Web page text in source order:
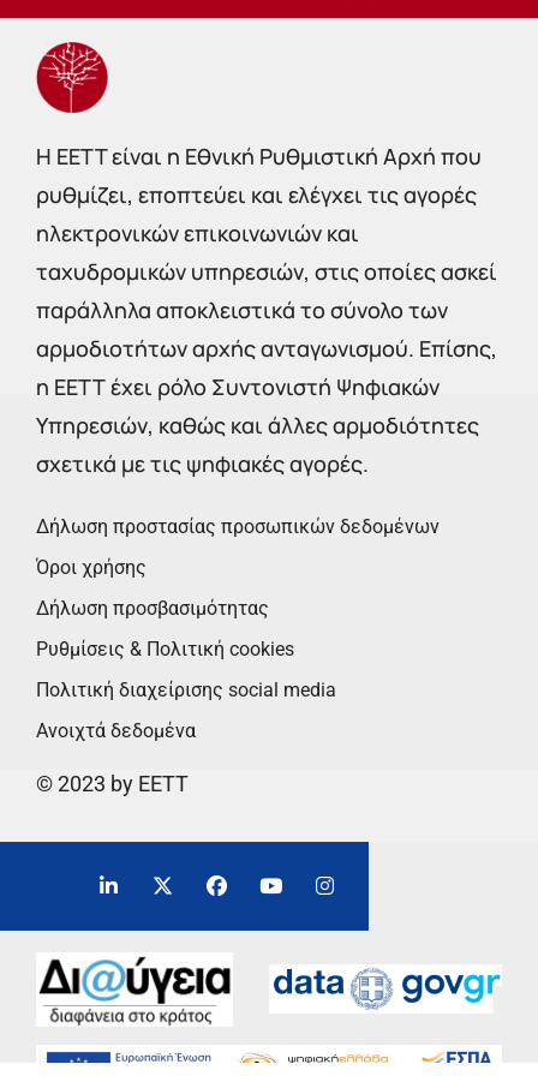
Η EETT είναι η Εθνική Ρυθμιστική Αρχή που
ρυθμίζει, εποπτεύει και ελέγχει τις αγορές
ηλεκτρονικών επικοινωνιών και
ταχυδρομικών υπηρεσιών, στις οποίες ασκεί
παράλληλα αποκλειστικά το σύνολο των
αρμοδιοτήτων αρχής ανταγωνισμού. Επίσης,
η ΕΕΤΤ έχει ρόλο Συντονιστή Ψηφιακών
Υπηρεσιών, καθώς και άλλες αρμοδιότητες
σχετικά με τις ψηφιακές αγορές.
Δήλωση προστασίας προσωπικών δεδομένων
Όροι χρήσης
Δήλωση προσβασιμότητας
Ρυθμίσεις & Πολιτική cookies
Πολιτική διαχείρισης social media
Ανοιχτά δεδομένα
© 2023 by EETT